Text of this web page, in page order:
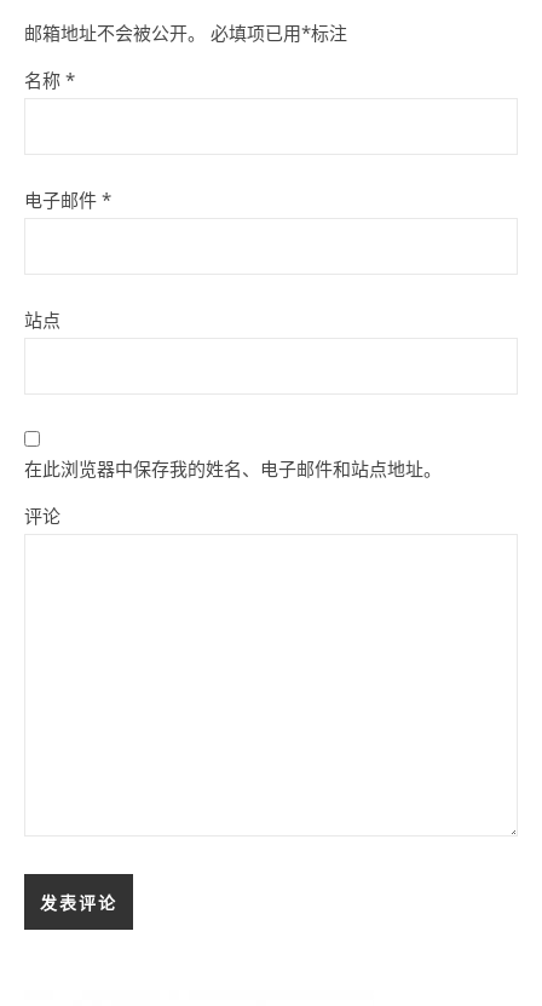
邮箱地址不会被公开。 必填项已用*标注
名称 *
电子邮件 *
站点
在此浏览器中保存我的姓名、电子邮件和站点地址。
评论